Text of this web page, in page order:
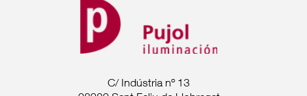
C/ Indústria nº 13